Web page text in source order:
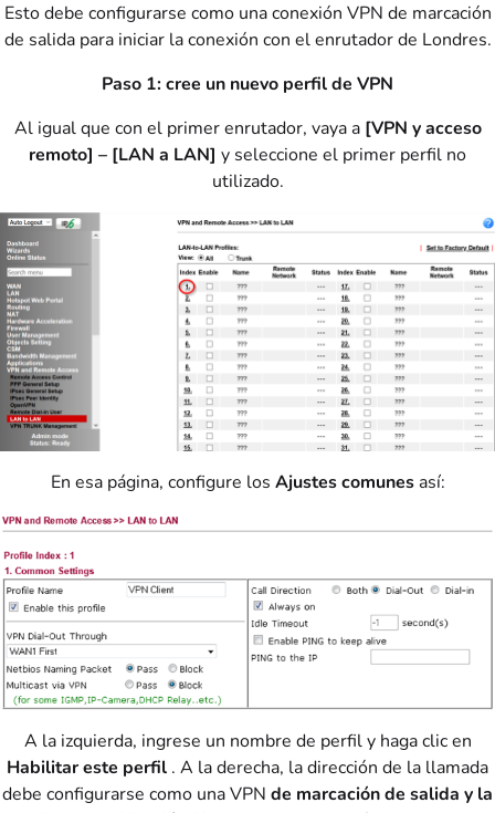
Esto debe configurarse como una conexión VPN de marcación
de salida para iniciar la conexión con el enrutador de Londres.
Paso 1: cree un nuevo perfil de VPN
Al igual que con el primer enrutador, vaya a [VPN y acceso
remoto] – [LAN a LAN] y seleccione el primer perfil no
utilizado.
En esa página, configure los Ajustes comunesasí:
A la izquierda, ingrese un nombre de perfil y haga clic en
Habilitar este perfil . A la derecha, la dirección de la llamada
debe configurarse como una VPN de marcación de salida y la